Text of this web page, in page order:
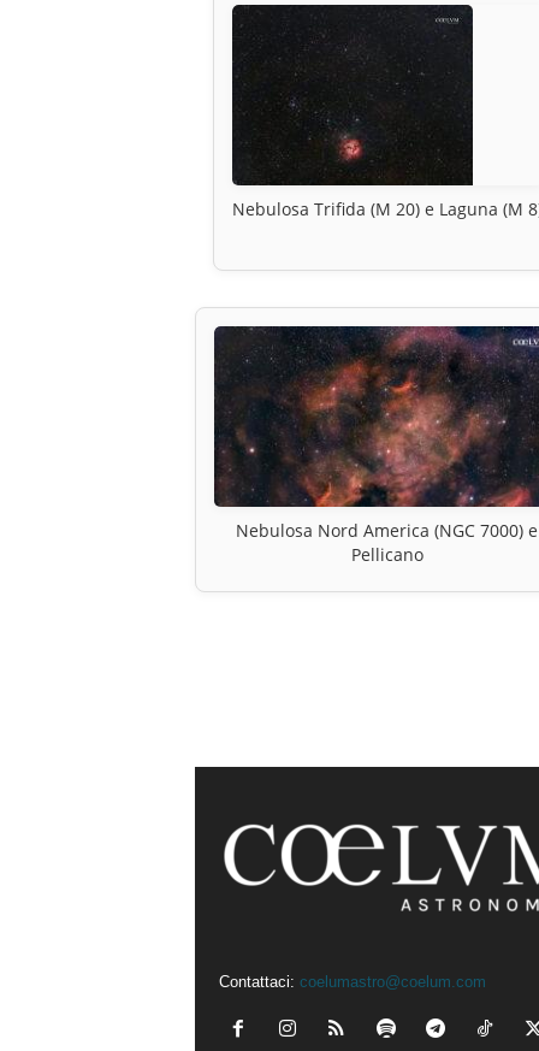
Nebulosa Trifida (M 20) e Laguna (M
Nebulosa Nord America (NGC 7000) e
Pellicano
Contattaci: coelumastro@coelum.com